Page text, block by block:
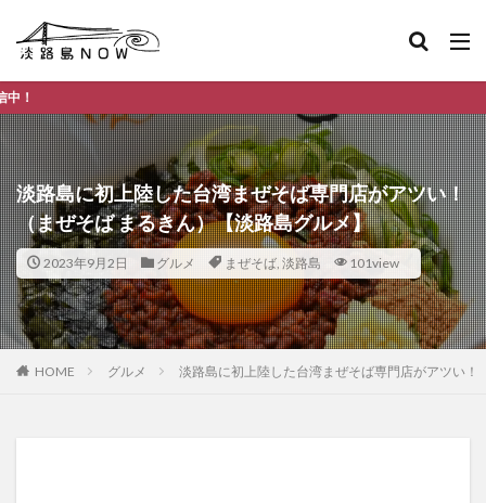
淡路島に初上陸した台湾まぜそば専門店がアツい！
（まぜそば まるきん）【淡路島グルメ】
2023年9月2日 グルメ まぜそば, 淡路島 101view
HOME グルメ 淡路島に初上陸した台湾まぜそば専門店がアツい！